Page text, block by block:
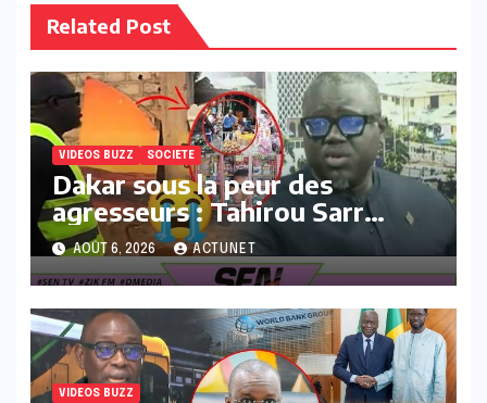
Related Post
VIDEOS BUZZ SOCIETE
Dakar sous la peur des
agresseurs : Tahirou Sarr
déballe la réalité du terrain !
AOÛT 6, 2026 ACTUNET
VIDEOS BUZZ